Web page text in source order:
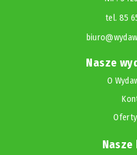
tel. 85
Nasze
O
Nasze